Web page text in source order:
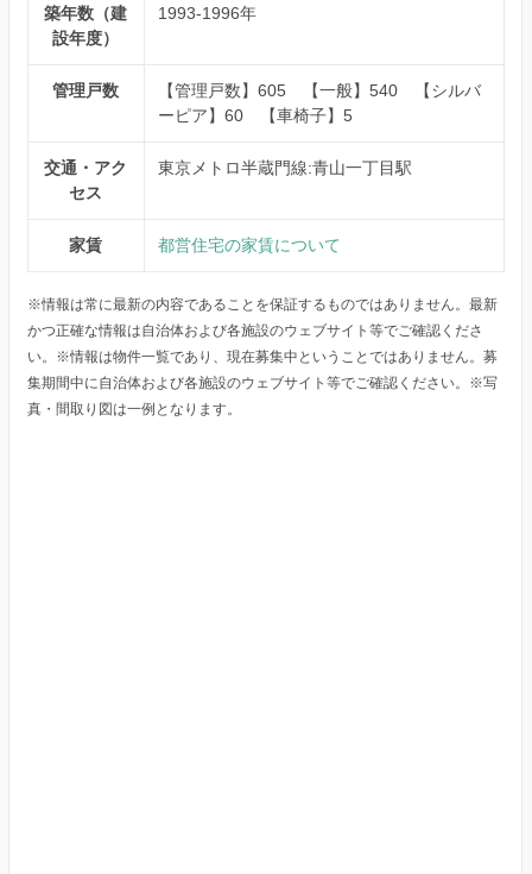
築年数（建
設年度）
1993-1996年
管理戸数
【管理戸数】605 【一般】540 【シルバ
ーピア】60 【車椅子】5
交通・アク
セス
東京メトロ半蔵門線:青山一丁目駅
家賃 都営住宅の家賃について
※情報は常に最新の内容であることを保証するものではありません。最新
かつ正確な情報は自治体および各施設のウェブサイト等でご確認くださ
い。※情報は物件一覧であり、現在募集中ということではありません。募
集期間中に自治体および各施設のウェブサイト等でご確認ください。※写
真・間取り図は一例となります。